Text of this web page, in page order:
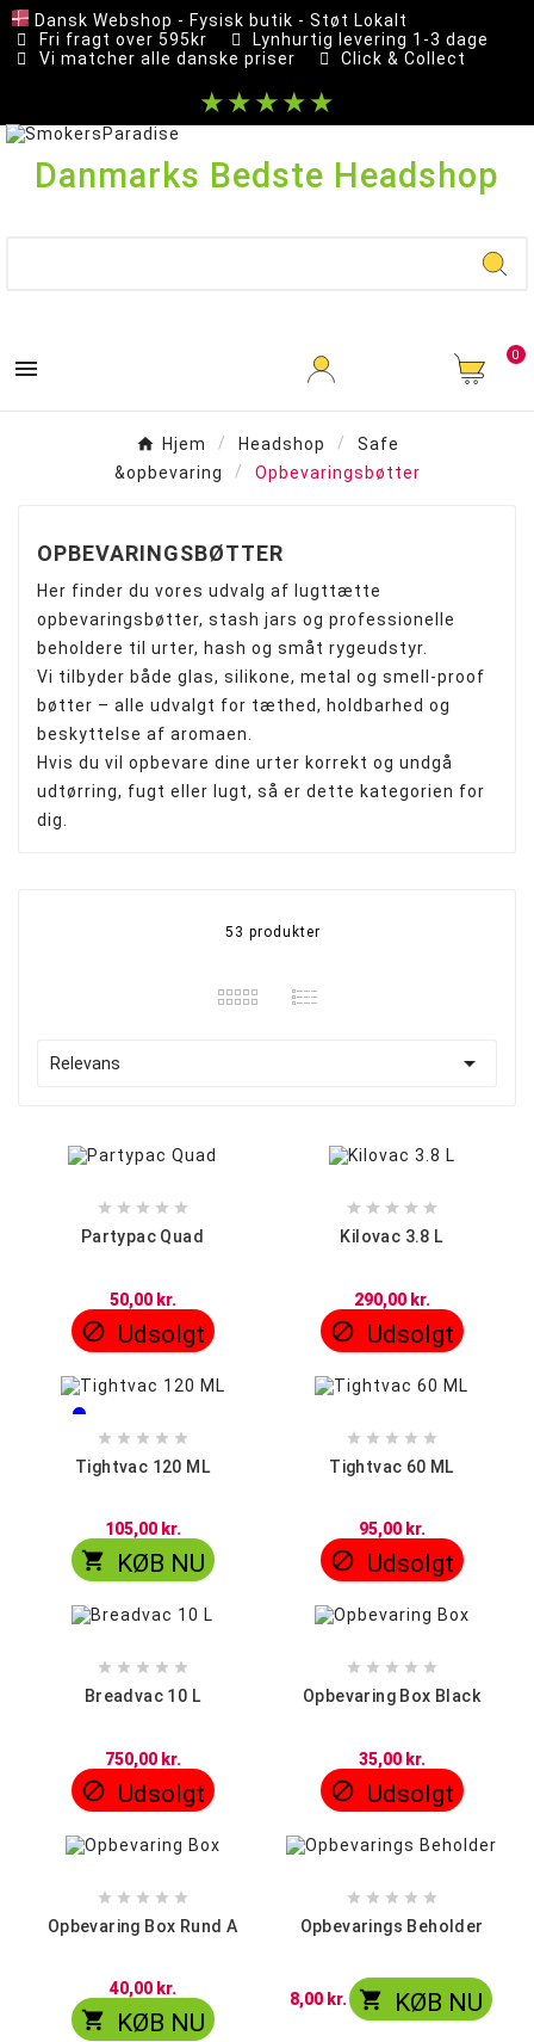
Dansk Webshop - Fysisk butik - Støt Lokalt
Fri fragt over 595kr
Lynhurtig levering 1-3 dage
Vi matcher alle danske priser
Click & Collect
★★★★★
Danmarks Bedste Headshop
 0
Hjem Headshop
Safe
&opbevaring
Opbevaringsbøtter
OPBEVARINGSBØTTER
Her finder du vores udvalg af lugttætte
opbevaringsbøtter, stash jars og professionelle
beholdere til urter, hash og småt rygeudstyr.
Vi tilbyder både glas, silikone, metal og smell-proof
bøtter – alle udvalgt for tæthed, holdbarhed og
beskyttelse af aromaen.
Hvis du vil opbevare dine urter korrekt og undgå
udtørring, fugt eller lugt, så er dette kategorien for
dig.
53 produkter
Relevans 
    
Partypac Quad
50,00 kr.
 Udsolgt
    
Kilovac 3.8 L
290,00 kr.
 Udsolgt
Blå
Rød
    
Tightvac 120 ML
105,00 kr.
 KØB NU
    
Tightvac 60 ML
95,00 kr.
 Udsolgt
    
Breadvac 10 L
750,00 kr.
 Udsolgt
    
Opbevaring Box Black
35,00 kr.
 Udsolgt
    
Opbevaring Box Rund A
40,00 kr.
 KØB NU
    
Opbevarings Beholder
8,00 kr.  KØB NU